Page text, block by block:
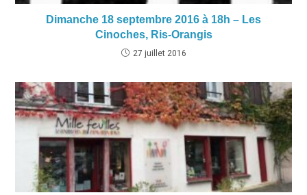
Dimanche 18 septembre 2016 à 18h – Les
Cinoches, Ris-Orangis
27 juillet 2016